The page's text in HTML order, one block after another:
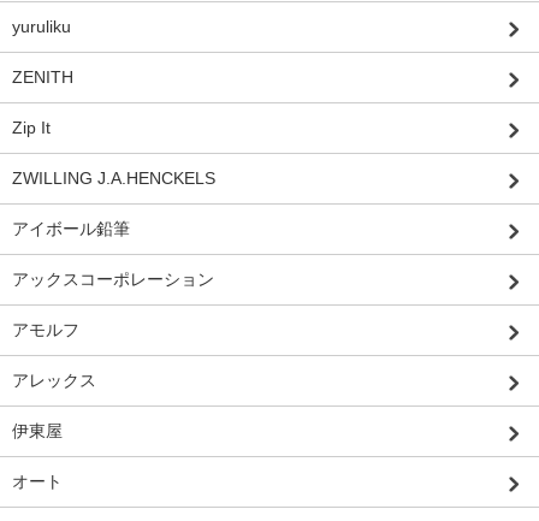
yuruliku
ZENITH
Zip It
ZWILLING J.A.HENCKELS
アイボール鉛筆
アックスコーポレーション
アモルフ
アレックス
伊東屋
オート